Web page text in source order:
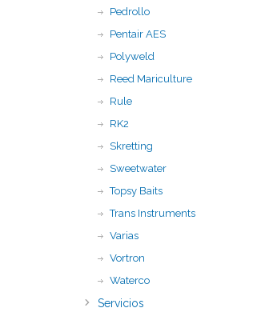
Pedrollo
Pentair AES
Polyweld
Reed Mariculture
Rule
RK2
Skretting
Sweetwater
Topsy Baits
Trans Instruments
Varias
Vortron
Waterco
Servicios